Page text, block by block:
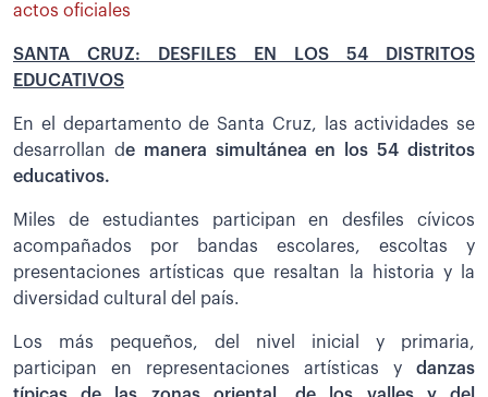
actos oficiales
SANTA CRUZ: DESFILES EN LOS 54 DISTRITOS
EDUCATIVOS
En el departamento de Santa Cruz, las actividades se
desarrollan de manera simultánea en los 54 distritos
educativos.
Miles de estudiantes participan en desfiles cívicos
acompañados por bandas escolares, escoltas y
presentaciones artísticas que resaltan la historia y la
diversidad cultural del país.
Los más pequeños, del nivel inicial y primaria,
participan en representaciones artísticas y danzas